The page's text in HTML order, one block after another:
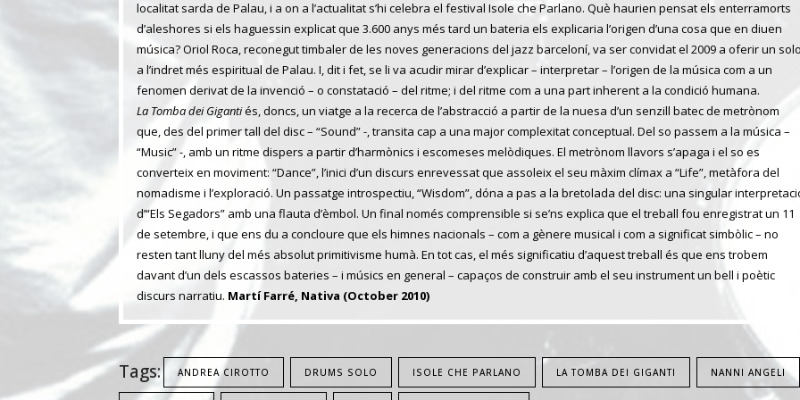
localitat sarda de Palau, i a on a l’actualitat s’hi celebra el festival Isole che Parlano. Què haurien pensat els enterramorts
d’aleshores si els haguessin explicat que 3.600 anys més tard un bateria els explicaria l’origen d’una cosa que en diuen
música? Oriol Roca, reconegut timbaler de les noves generacions del jazz barceloní, va ser convidat el 2009 a oferir un
a l’indret més espiritual de Palau. I, dit i fet, se li va acudir mirar d’explicar – interpretar – l’origen de la música com a un
fenomen derivat de la invenció – o constatació – del ritme; i del ritme com a una part inherent a la condició humana.
La Tomba dei Gigantiés, doncs, un viatge a la recerca de l’abstracció a partir de la nuesa d’un senzill batec de metrònom
que, des del primer tall del disc – “Sound” -, transita cap a una major complexitat conceptual. Del so passem a la música –
“Music” -, amb un ritme dispers a partir d’harmònics i escomeses melòdiques. El metrònom llavors s’apaga i el so es
converteix en moviment: “Dance”, l’inici d’un discurs enrevessat que assoleix el seu màxim clímax a “Life”, metàfora del
nomadisme i l’exploració. Un passatge introspectiu, “Wisdom”, dóna a pas a la bretolada del disc: una singular
d’“Els Segadors” amb una flauta d’èmbol. Un final només comprensible si se’ns explica que el treball fou enregistrat un 11
de setembre, i que ens du a concloure que els himnes nacionals – com a gènere musical i com a significat simbòlic – no
resten tant lluny del més absolut primitivisme humà. En tot cas, el més significatiu d’aquest treball és que ens trobem
davant d’un dels escassos bateries – i músics en general – capaços de construir amb el seu instrument un bell i poètic
discurs narratiu. Martí Farré, Nativa (October 2010)
Tags: ANDREA CIROTTO DRUMS SOLO ISOLE CHE PARLANO LA TOMBA DEI GIGANTI NANNI ANGELI